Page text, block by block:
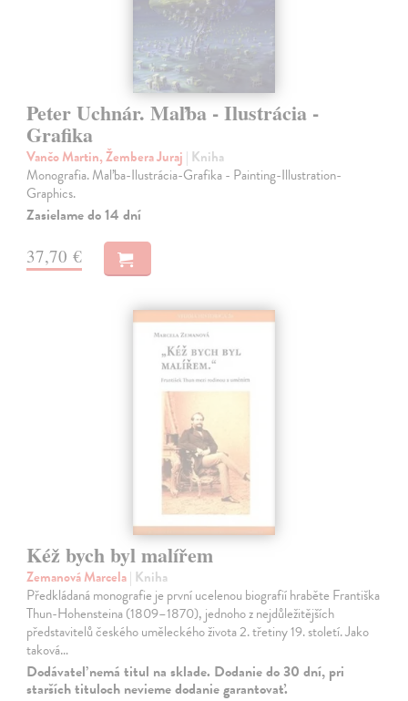
Peter Uchnár. Maľba - Ilustrácia -
Grafika
Vančo Martin, Žembera Juraj | Kniha
Monografia. Maľba-Ilustrácia-Grafika - Painting-Illustration-
Graphics.
Zasielame do 14 dní
37,70 €
Kéž bych byl malířem
Zemanová Marcela| Kniha
Předkládaná monografie je první ucelenou biografií hraběte Františka
Thun-Hohensteina (1809–1870), jednoho z nejdůležitějších
představitelů českého uměleckého života 2. třetiny 19. století. Jako
taková…
Dodávateľ nemá titul na sklade. Dodanie do 30 dní, pri
starších tituloch nevieme dodanie garantovať.